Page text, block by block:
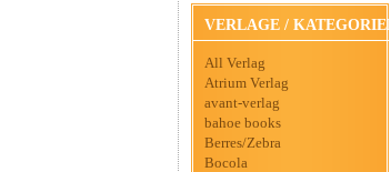
VERLAGE / KATEGORIEN
All Verlag
Atrium Verlag
avant-verlag
bahoe books
Berres/Zebra
Bocola